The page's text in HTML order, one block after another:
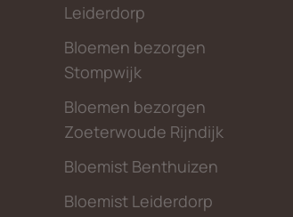
Leiderdorp
Bloemen bezorgen
Stompwijk
Bloemen bezorgen
Zoeterwoude Rijndijk
Bloemist Benthuizen
Bloemist Leiderdorp